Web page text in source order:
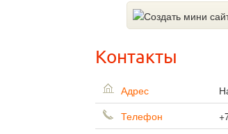
Контакты
Адрес
Телефон